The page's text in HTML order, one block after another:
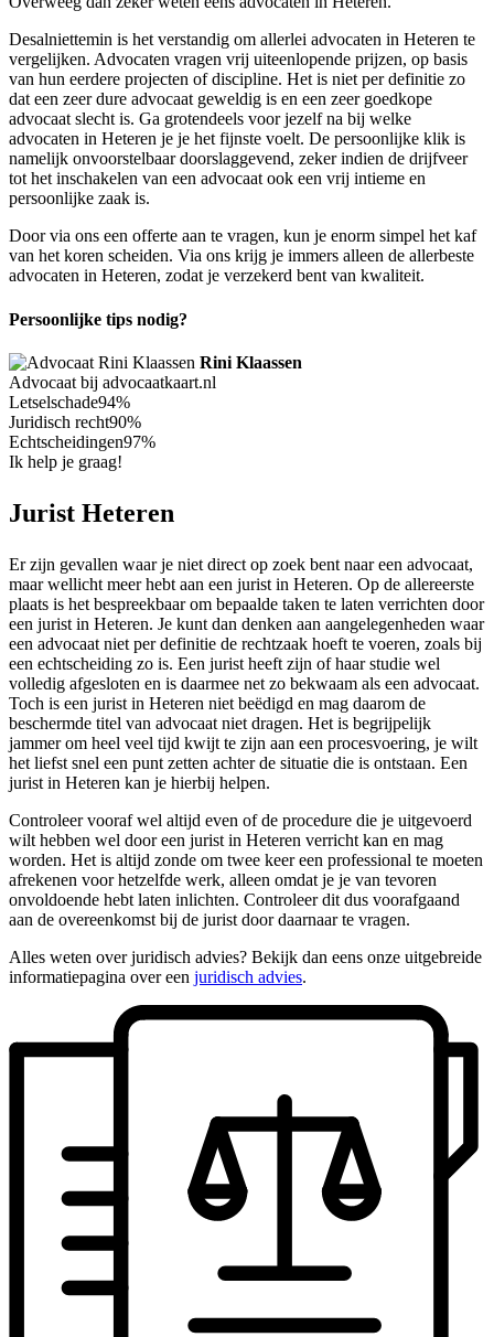
Desalniettemin is het verstandig om allerlei advocaten in Heteren te
vergelijken. Advocaten vragen vrij uiteenlopende prijzen, op basis
van hun eerdere projecten of discipline. Het is niet per definitie zo
dat een zeer dure advocaat geweldig is en een zeer goedkope
advocaat slecht is. Ga grotendeels voor jezelf na bij welke
advocaten in Heteren je je het fijnste voelt. De persoonlijke klik is
namelijk onvoorstelbaar doorslaggevend, zeker indien de drijfveer
tot het inschakelen van een advocaat ook een vrij intieme en
persoonlijke zaak is.
Door via ons een offerte aan te vragen, kun je enorm simpel het kaf
van het koren scheiden. Via ons krijg je immers alleen de allerbeste
advocaten in Heteren, zodat je verzekerd bent van kwaliteit.
Persoonlijke tips nodig?
Rini Klaassen
Advocaat bij advocaatkaart.nl
Letselschade94%
Juridisch recht90%
Echtscheidingen97%
Ik help je graag!
Jurist Heteren
Er zijn gevallen waar je niet direct op zoek bent naar een advocaat,
maar wellicht meer hebt aan een jurist in Heteren. Op de allereerste
plaats is het bespreekbaar om bepaalde taken te laten verrichten door
een jurist in Heteren. Je kunt dan denken aan aangelegenheden waar
een advocaat niet per definitie de rechtzaak hoeft te voeren, zoals bij
een echtscheiding zo is. Een jurist heeft zijn of haar studie wel
volledig afgesloten en is daarmee net zo bekwaam als een advocaat.
Toch is een jurist in Heteren niet beëdigd en mag daarom de
beschermde titel van advocaat niet dragen. Het is begrijpelijk
jammer om heel veel tijd kwijt te zijn aan een procesvoering, je wilt
het liefst snel een punt zetten achter de situatie die is ontstaan. Een
jurist in Heteren kan je hierbij helpen.
Controleer vooraf wel altijd even of de procedure die je uitgevoerd
wilt hebben wel door een jurist in Heteren verricht kan en mag
worden. Het is altijd zonde om twee keer een professional te moeten
afrekenen voor hetzelfde werk, alleen omdat je je van tevoren
onvoldoende hebt laten inlichten. Controleer dit dus voorafgaand
aan de overeenkomst bij de jurist door daarnaar te vragen.
Alles weten over juridisch advies? Bekijk dan eens onze uitgebreide
informatiepagina over een juridisch advies.